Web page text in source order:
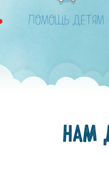
ПОМОЩЬ ДЕТЯМ
НАМ